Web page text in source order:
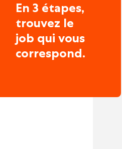
En 3 étapes,
trouvez le
job qui vous
correspond.